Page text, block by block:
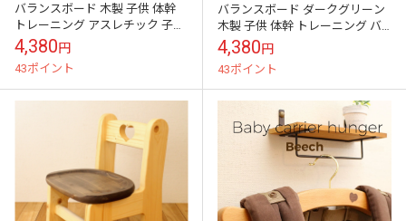
バランスボード 木製 子供 体幹
トレーニング アスレチック 子供
用 大人用 室内遊び こども 小学
生 おうち時間 室内遊具 フィ...
4,380円
43ポイント
バランスボード ダークグリーン
木製 子供 体幹 トレーニング バ
ランスディスク アスレチック 大
人用 室内遊び 室内遊具
4,380円
43ポイント